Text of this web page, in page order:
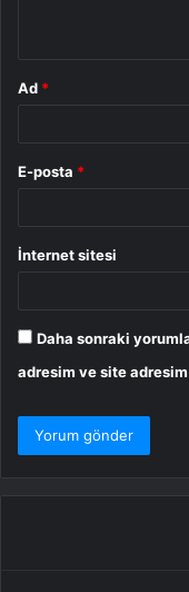
Ad *
E-posta *
İnternet sitesi
Daha sonraki
adresim ve site